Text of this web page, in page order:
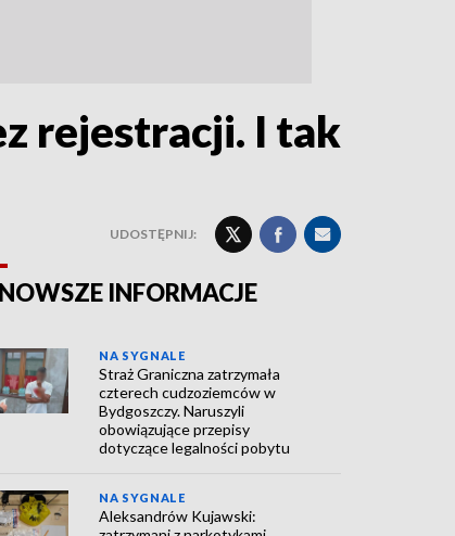
rejestracji. I tak
UDOSTĘPNIJ:
INFORMACJE
NA SYGNALE
Straż Graniczna zatrzymała
czterech cudzoziemców w
Bydgoszczy. Naruszyli
obowiązujące przepisy
dotyczące legalności pobytu
NA SYGNALE
Aleksandrów Kujawski: